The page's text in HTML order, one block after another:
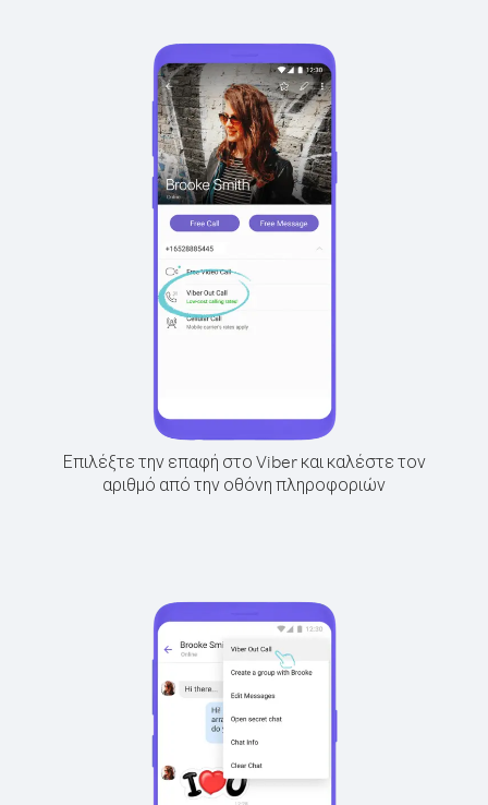
Επιλέξτε την επαφή στο Viber και καλέστε τον
αριθμό από την οθόνη πληροφοριών